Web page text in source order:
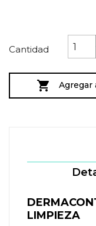
Cantidad
 Agregar
LIMPIEZA